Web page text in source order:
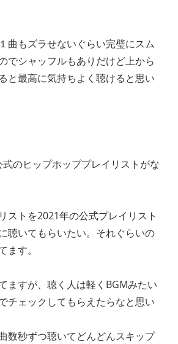
曲もズラせないぐらい完璧にスム
でシャッフルもありだけど上から
と最高に気持ちよく聴けると思い
のヒップホッププレイリストがな
ストを2021年の公式プレイリスト
聴いてもらいたい。それぐらいの
ます。
ますが、聴く人は軽くBGMみたい
チェックしてもらえたらなと思い
数秒ずつ聴いてどんどんスキップ